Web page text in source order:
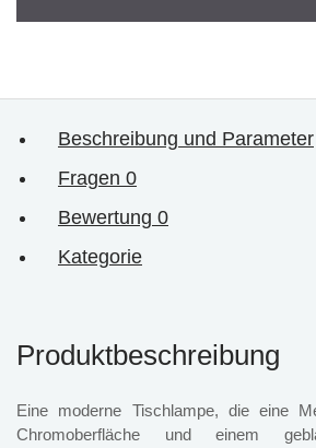
Beschreibung und Parameter
Fragen 0
Bewertung 0
Kategorie
Produktbeschreibung
Eine moderne Tischlampe, die eine
Chromoberfläche und einem